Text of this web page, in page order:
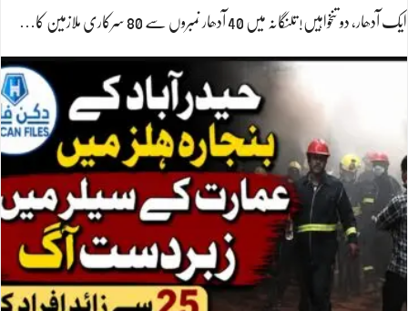
ایک آدھار، دو تنخواہیں! تلنگانہ میں 40 آدھار نمبروں سے 80 سرکاری ملازمین کا…